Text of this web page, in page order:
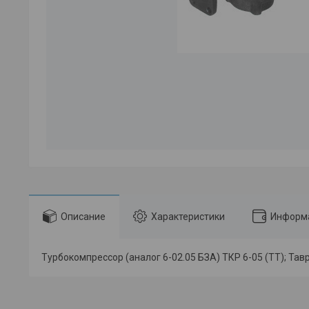
Описание Характеристики
Турбокомпрессор (аналог 6-02.05 БЗА) ТКР 6-05 (ТТ);